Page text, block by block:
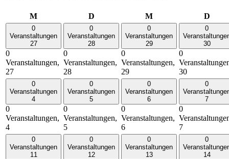
MMontag DDienstag MMittwoch D
0
Veranstaltungen
27
0
Veranstaltungen,
27
0
Veranstaltungen
28
0
Veranstaltungen,
28
0
Veranstaltungen
29
0
Veranstaltungen,
29
0
30
0
30
0
Veranstaltungen
4
0
Veranstaltungen,
4
0
Veranstaltungen
5
0
Veranstaltungen,
5
0
Veranstaltungen
6
0
Veranstaltungen,
6
0
7
0
7
0
Veranstaltungen
11
0
Veranstaltungen
12
0
Veranstaltungen
13
0
14